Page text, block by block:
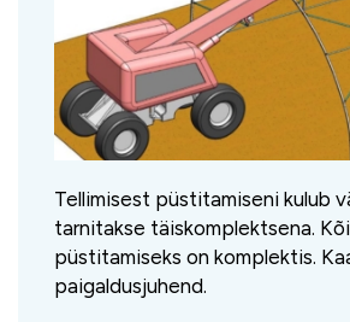
Tellimisest püstitamiseni kulub
tarnitakse täiskomplektsena.
püstitamiseks on komplektis.
paigaldusjuhend.